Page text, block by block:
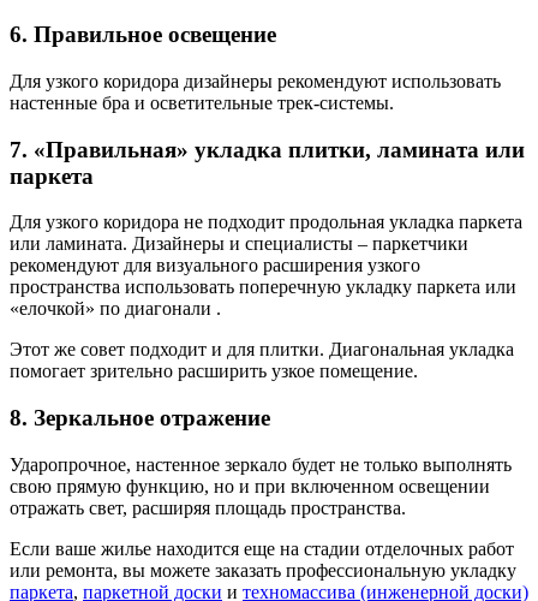
6. Правильное освещение
Для узкого коридора дизайнеры рекомендуют использовать
настенные бра и осветительные трек-системы.
7. «Правильная» укладка плитки, ламината или
паркета
Для узкого коридора не подходит продольная укладка паркета
или ламината. Дизайнеры и специалисты – паркетчики
рекомендуют для визуального расширения узкого
пространства использовать поперечную укладку паркета или
«елочкой» по диагонали .
Этот же совет подходит и для плитки. Диагональная укладка
помогает зрительно расширить узкое помещение.
8. Зеркальное отражение
Ударопрочное, настенное зеркало будет не только выполнять
свою прямую функцию, но и при включенном освещении
отражать свет, расширяя площадь пространства.
Если ваше жилье находится еще на стадии отделочных работ
или ремонта, вы можете заказать профессиональную укладку
паркета, паркетной доски и техномассива (инженерной доски)